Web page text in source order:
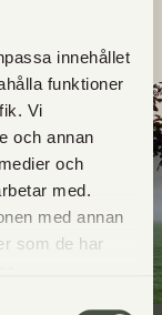
innehållet
funktioner
Vi
och annan
och
med.
med annan
som de har